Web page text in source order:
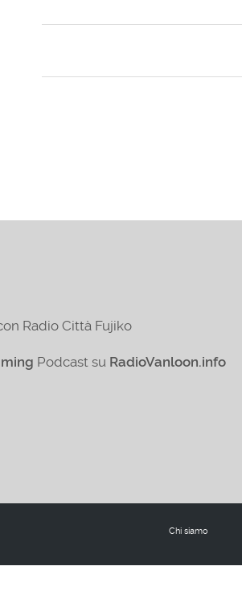
Radio Città Fujiko
Podcast su RadioVanloon.info
Chi siamo